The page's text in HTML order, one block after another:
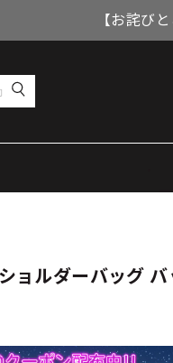
【お詫び
ョルダーバッグ バ